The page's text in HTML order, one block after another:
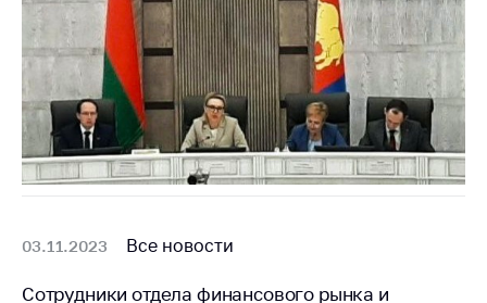
03.11.2023 Все новости
Сотрудники отдела финансового рынка и